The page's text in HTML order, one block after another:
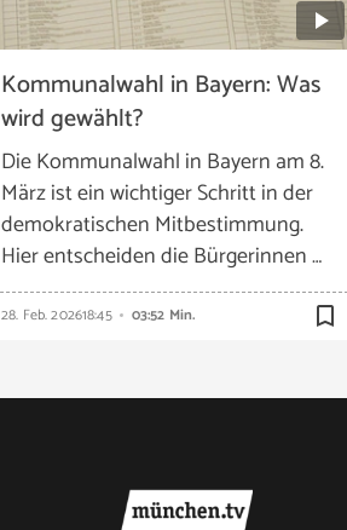
Kommunalwahl in Bayern: Was
wird gewählt?
Die Kommunalwahl in Bayern am 8.
März ist ein wichtiger Schritt in der
demokratischen Mitbestimmung.
Hier entscheiden die Bürgerinnen …
28. Feb. 202618:45 03:52 Min. bookmark_border